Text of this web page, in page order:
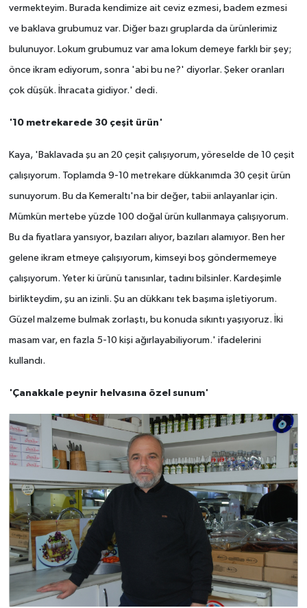
vermekteyim. Burada kendimize ait ceviz ezmesi, badem ezmesi
ve baklava grubumuz var. Diğer bazı gruplarda da ürünlerimiz
bulunuyor. Lokum grubumuz var ama lokum demeye farklı bir şey;
önce ikram ediyorum, sonra 'abi bu ne?' diyorlar. Şeker oranları
çok düşük. İhracata gidiyor.' dedi.
'10 metrekarede 30 çeşit ürün'
Kaya, 'Baklavada şu an 20 çeşit çalışıyorum, yöreselde de 10 çeşit
çalışıyorum. Toplamda 9-10 metrekare dükkanımda 30 çeşit ürün
sunuyorum. Bu da Kemeraltı'na bir değer, tabii anlayanlar için.
Mümkün mertebe yüzde 100 doğal ürün kullanmaya çalışıyorum.
Bu da fiyatlara yansıyor, bazıları alıyor, bazıları alamıyor. Ben her
gelene ikram etmeye çalışıyorum, kimseyi boş göndermemeye
çalışıyorum. Yeter ki ürünü tanısınlar, tadını bilsinler. Kardeşimle
birlikteydim, şu an izinli. Şu an dükkanı tek başıma işletiyorum.
Güzel malzeme bulmak zorlaştı, bu konuda sıkıntı yaşıyoruz. İki
masam var, en fazla 5-10 kişi ağırlayabiliyorum.' ifadelerini
kullandı.
'Çanakkale peynir helvasına özel sunum'